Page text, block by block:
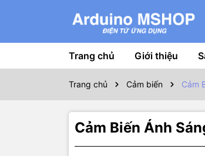
Trang chủ Giới thiệu
Trang chủ Cảm biến Cảm
Cảm Biến Ánh